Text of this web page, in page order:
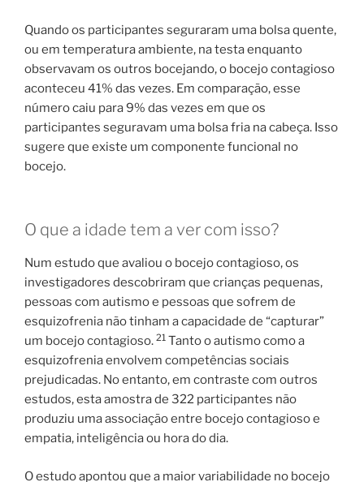
Quando os participantes seguraram uma bolsa quente,
ou em temperatura ambiente, na testa enquanto
observavam os outros bocejando, o bocejo contagioso
aconteceu 41% das vezes. Em comparação, esse
número caiu para 9% das vezes em que os
participantes seguravam uma bolsa fria na cabeça. Isso
sugere que existe um componente funcional no
bocejo.
O que a idade tem a ver com isso?
Num estudo que avaliou o bocejo contagioso, os
investigadores descobriram que crianças pequenas,
pessoas com autismo e pessoas que sofrem de
esquizofrenia não tinham a capacidade de “capturar”
um bocejo contagioso. 21 Tanto o autismo como a
esquizofrenia envolvem competências sociais
prejudicadas. No entanto, em contraste com outros
estudos, esta amostra de 322 participantes não
produziu uma associação entre bocejo contagioso e
empatia, inteligência ou hora do dia.
O estudo apontou que a maior variabilidade no bocejo